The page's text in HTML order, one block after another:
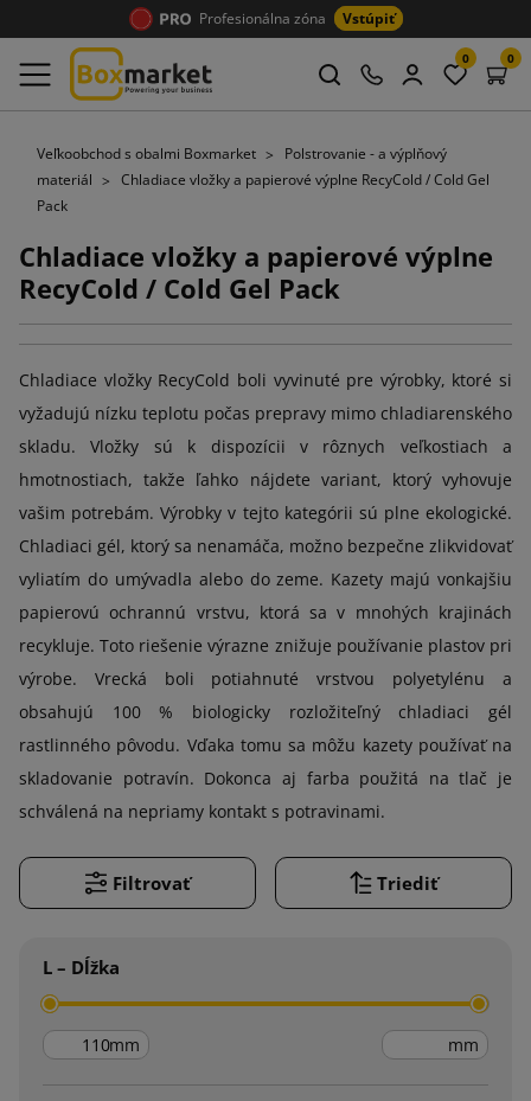
Profesionálna zóna Vstúpiť
0 0
Veľkoobchod s obalmi Boxmarket
Polstrovanie - a výplňový
materiál
Chladiace vložky a papierové výplne RecyCold / Cold Gel
Pack
Chladiace vložky a papierové výplne
RecyCold / Cold Gel Pack
Chladiace vložky RecyCold boli vyvinuté pre výrobky, ktoré si
vyžadujú nízku teplotu počas prepravy mimo chladiarenského
skladu. Vložky sú k dispozícii v rôznych veľkostiach a
hmotnostiach, takže ľahko nájdete variant, ktorý vyhovuje
vašim potrebám. Výrobky v tejto kategórii sú plne ekologické.
Chladiaci gél, ktorý sa nenamáča, možno bezpečne zlikvidovať
vyliatím do umývadla alebo do zeme. Kazety majú vonkajšiu
papierovú ochrannú vrstvu, ktorá sa v mnohých krajinách
recykluje. Toto riešenie výrazne znižuje používanie plastov pri
výrobe. Vrecká boli potiahnuté vrstvou polyetylénu a
obsahujú 100 % biologicky rozložiteľný chladiaci gél
rastlinného pôvodu. Vďaka tomu sa môžu kazety používať na
skladovanie potravín. Dokonca aj farba použitá na tlač je
schválená na nepriamy kontakt s potravinami.
Filtrovať Triediť
L – Dĺžka
mm mm